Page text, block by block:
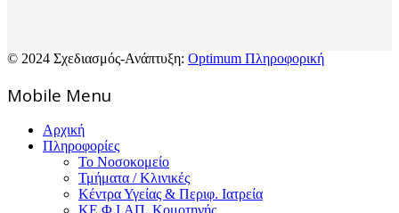
© 2024 Σχεδιασμός-Ανάπτυξη: Optimum Πληροφορική
Mοbile Menu
Αρχική
Πληροφορίες
Το Νοσοκομείο
Τμήματα / Κλινικές
Κέντρα Υγείας & Περιφ. Ιατρεία